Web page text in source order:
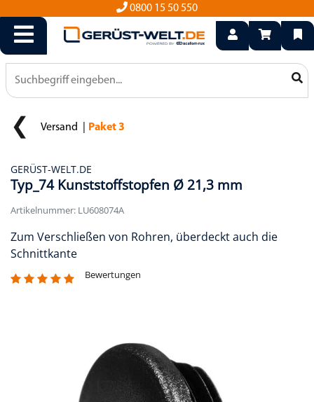
0800 15 50 550
info@geruest-welt.de
Versand Paket 3
GERÜST-WELT.DE
Typ_74 Kunststoffstopfen Ø 21,3 mm
Artikelnummer: LU608074A
Zum Verschließen von Rohren, überdeckt auch die
Schnittkante
Bewertungen